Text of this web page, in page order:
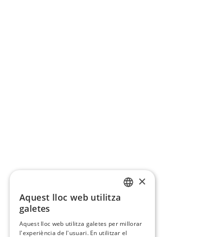
×
Aquest lloc web utilitza
galetes
Aquest lloc web utilitza galetes per millorar
l'experiència de l'usuari. En utilitzar el